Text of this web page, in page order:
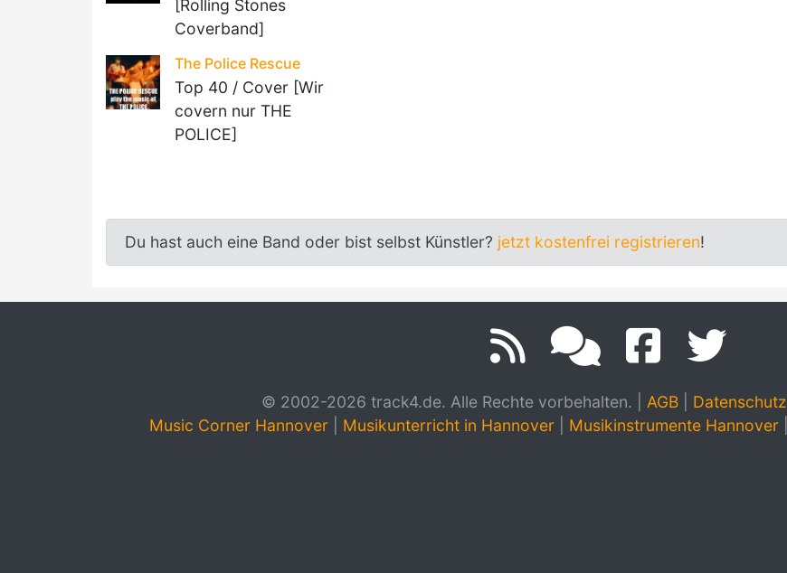
[Rolling Stones
Coverband]
The Police Rescue
Top 40 / Cover [Wir
covern nur THE
POLICE]
Du hast auch eine Band oder bist selbst Künstler? jetzt kostenfrei registrieren!
© 2002-2026 track4.de. Alle Rechte vorbehalten. AGB| Datenschutz
Music Corner Hannover
Musikunterricht in Hannover Musikinstrumente Hannover